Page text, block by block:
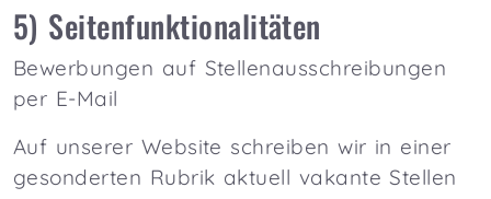
5) Seitenfunktionalitäten
Bewerbungen auf Stellenausschreibungen
per E-Mail
Auf unserer Website schreiben wir in einer
gesonderten Rubrik aktuell vakante Stellen